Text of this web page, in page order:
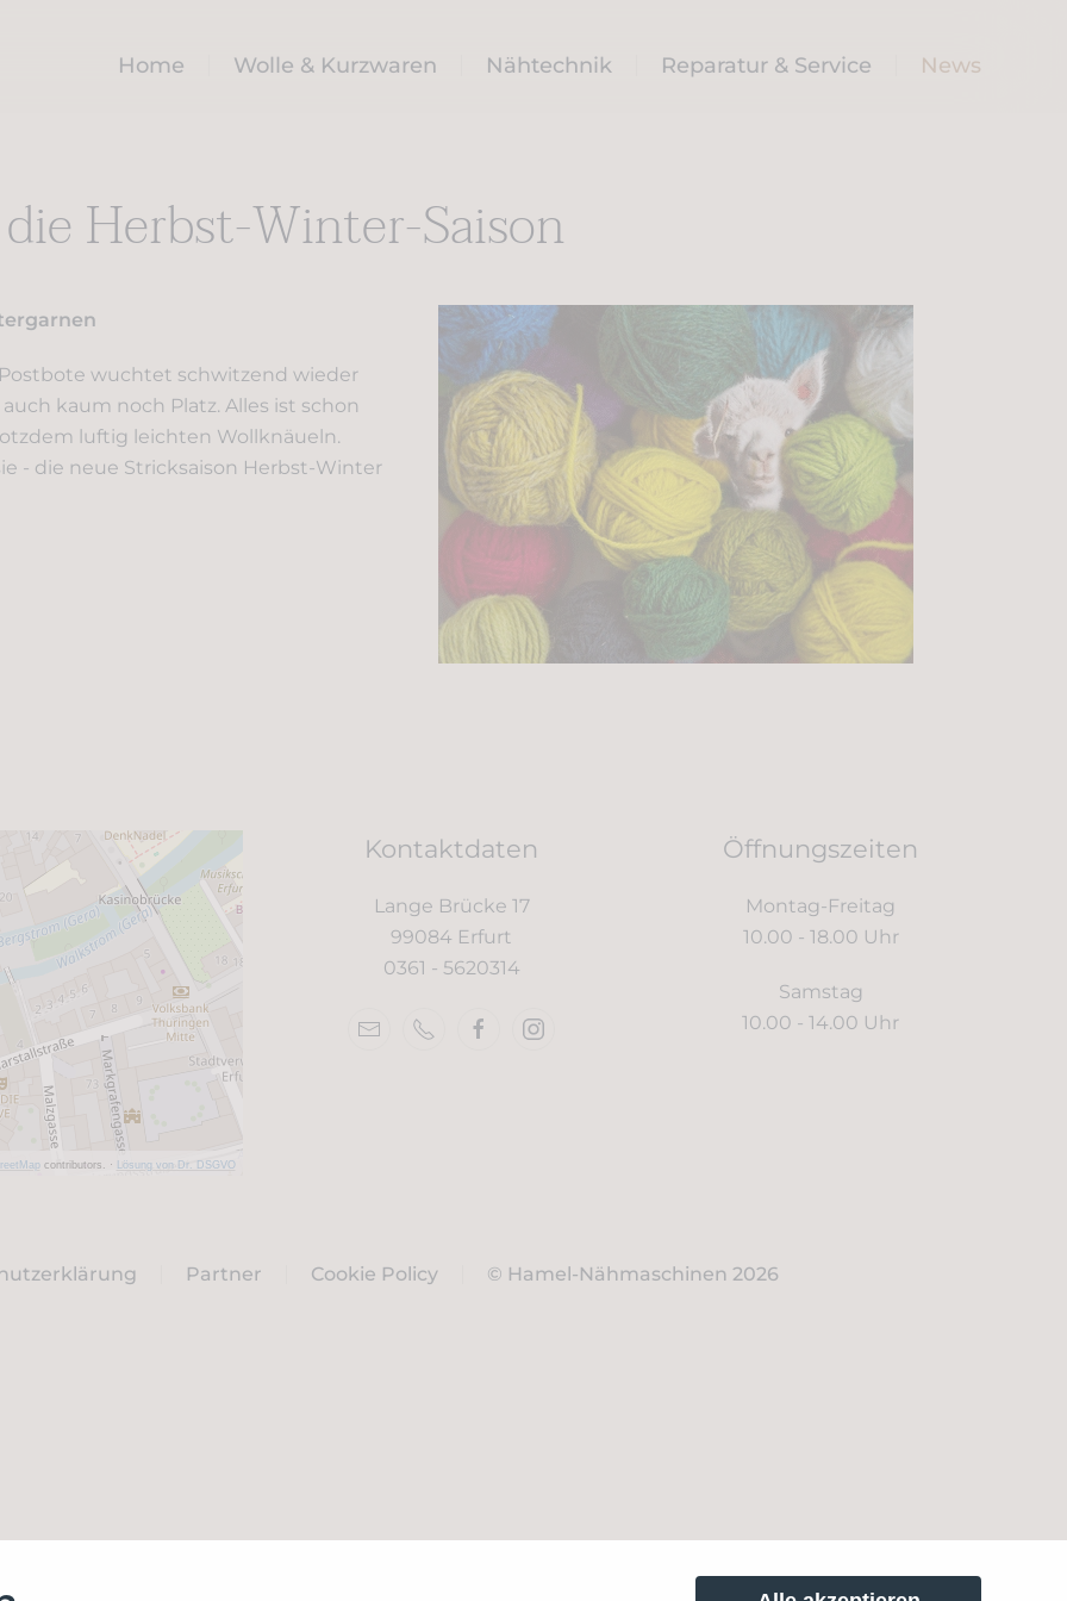
Home Wolle & Kurzwaren Nähtechnik Reparatur & Service News
Herbst-Winter-Saison
wuchtet schwitzend wieder
kaum noch Platz. Alles ist schon
luftig leichten Wollknäueln.
- die neue Stricksaison Herbst-Winter
contributors. · Lösung von Dr. DSGVO
Kontaktdaten
Lange Brücke 17
99084 Erfurt
0361 - 5620314
Öffnungszeiten
Montag-Freitag
10.00 - 18.00 Uhr
Samstag
10.00 - 14.00 Uhr
Partner Cookie Policy © Hamel-Nähmaschinen 2026